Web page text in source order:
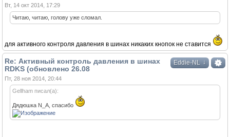
Вт, 14 окт 2014, 17:29
Читаю, читаю, голову уже сломал.
для активного контроля давления в шинах никаких кнопок не ставится
Eddie-NL ↓
Re: Активный контроль давления в шинах
RDKS (обновлено 26.08
Пт, 28 ноя 2014, 20:44
Gellham писал(а):
Дядюшка N_A, спасибо